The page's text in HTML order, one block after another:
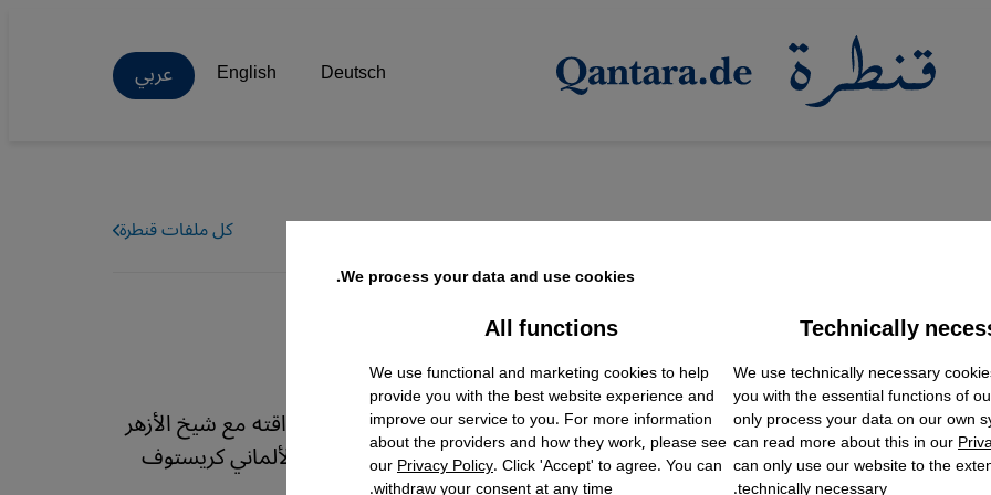
Deutsch
English عربي
كل ملفات قنطرة
خبير ألماني حول بابا الفاتيكان والمسلمين
مكة؟
البابا فرانسيس إلى الرياض أيضا وماذا تحقق زيارته إلى إندونيسيا وما أهمية صداقته مع شيخ الأزهر
الخبير الألماني في الشؤون الإسلامية فيليكس كورنر يجيب. حاوره الصحفي الألماني كريستوف
We process your data and use cookies.
Technically
We use technically necessary
you with the essential functions of
only process your data on our own
can read more about this in our
can only use our website to the
All functions
We use functional and marketing cookies to help
provide you with the best website experience and
improve our service to you. For more information
about the providers and how they work, please see
ourPrivacy Policy. Click 'Accept' to agree. You can
Facebook Embed / Facebook Connect
Twitter Embed
Instagram Embed
Youtube Embed
Google Maps Embed